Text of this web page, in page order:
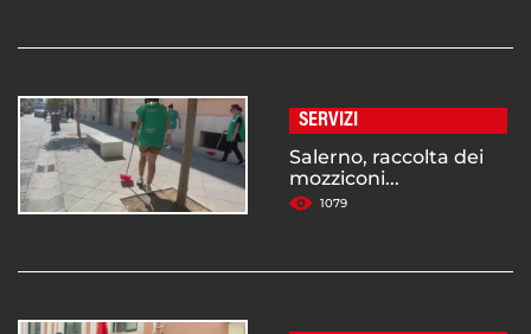
SERVIZI
Salerno, raccolta dei
mozziconi...
1079